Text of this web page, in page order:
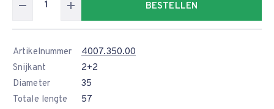
BESTELLEN
Artikelnummer
4007.350.00
Snijkant
2+2
Diameter
35
Totale lengte
57